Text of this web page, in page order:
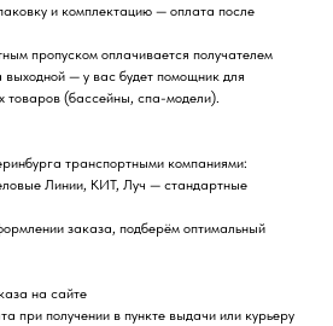
и комплектацию — оплата после
пропуском оплачивается получателем
— у вас будет помощник для
товаров (бассейны, спа-модели).
транспортными компаниями:
Линии, КИТ, Луч — стандартные
заказа, подберём оптимальный
на сайте
при получении в пункте выдачи или курьеру